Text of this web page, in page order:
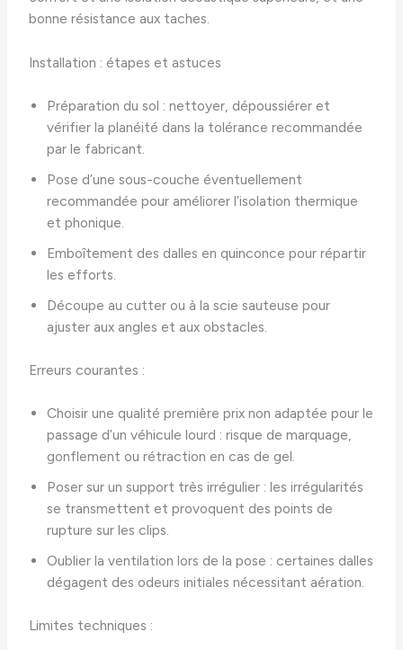
bonne résistance aux taches.
Installation : étapes et astuces
Préparation du sol : nettoyer, dépoussiérer et
vérifier la planéité dans la tolérance recommandée
par le fabricant.
Pose d’une sous-couche éventuellement
recommandée pour améliorer l’isolation thermique
et phonique.
Emboîtement des dalles en quinconce pour répartir
les efforts.
Découpe au cutter ou à la scie sauteuse pour
ajuster aux angles et aux obstacles.
Erreurs courantes :
Choisir une qualité première prix non adaptée pour le
passage d’un véhicule lourd : risque de marquage,
gonflement ou rétraction en cas de gel.
Poser sur un support très irrégulier : les irrégularités
se transmettent et provoquent des points de
rupture sur les clips.
Oublier la ventilation lors de la pose : certaines dalles
dégagent des odeurs initiales nécessitant aération.
Limites techniques :